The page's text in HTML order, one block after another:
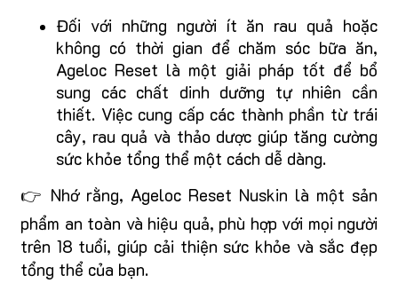
Đối với những người ít ăn rau quả hoặc
không có thời gian để chăm sóc bữa ăn,
Ageloc Reset là một giải pháp tốt để bổ
sung các chất dinh dưỡng tự nhiên cần
thiết. Việc cung cấp các thành phần từ trái
cây, rau quả và thảo dược giúp tăng cường
sức khỏe tổng thể một cách dễ dàng.
👉 Nhớ rằng, Ageloc Reset Nuskin là một sản
phẩm an toàn và hiệu quả, phù hợp với mọi người
trên 18 tuổi, giúp cải thiện sức khỏe và sắc đẹp
tổng thể của bạn.